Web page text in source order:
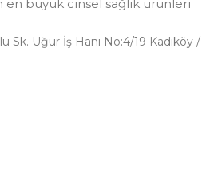
büyük cinsel sağlık ürünleri
Sk. Uğur İş Hanı No:4/19 Kadıköy /